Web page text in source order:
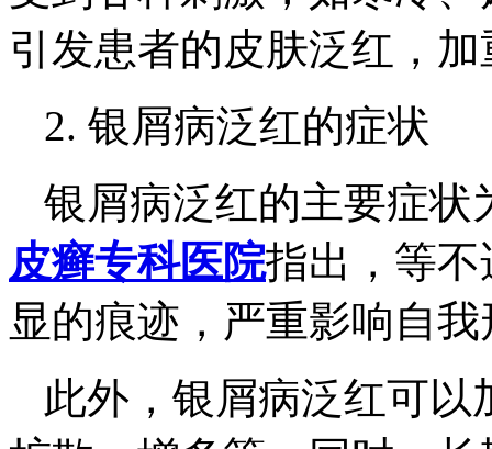
引发患者的皮肤泛红，
2. 银屑病泛红的症状
银屑病泛红的主要症状
皮癣专科医院指出，等
显的痕迹，严重影响自
此外，银屑病泛红可